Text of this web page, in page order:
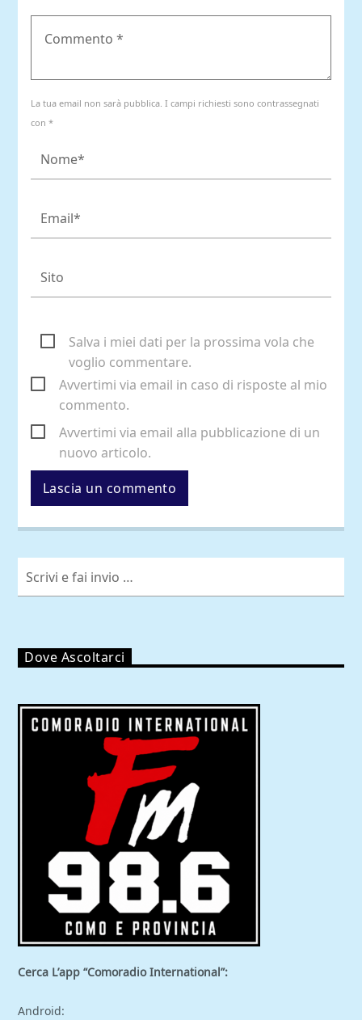
La tua email non sarà pubblica. I campi richiesti sono contrassegnati
con *
Salva i miei dati per la prossima vola che
voglio commentare.
Avvertimi via email in caso di risposte al mio
commento.
Avvertimi via email alla pubblicazione di un
nuovo articolo.
Dove Ascoltarci
Cerca L’app “Comoradio International”:
Android: